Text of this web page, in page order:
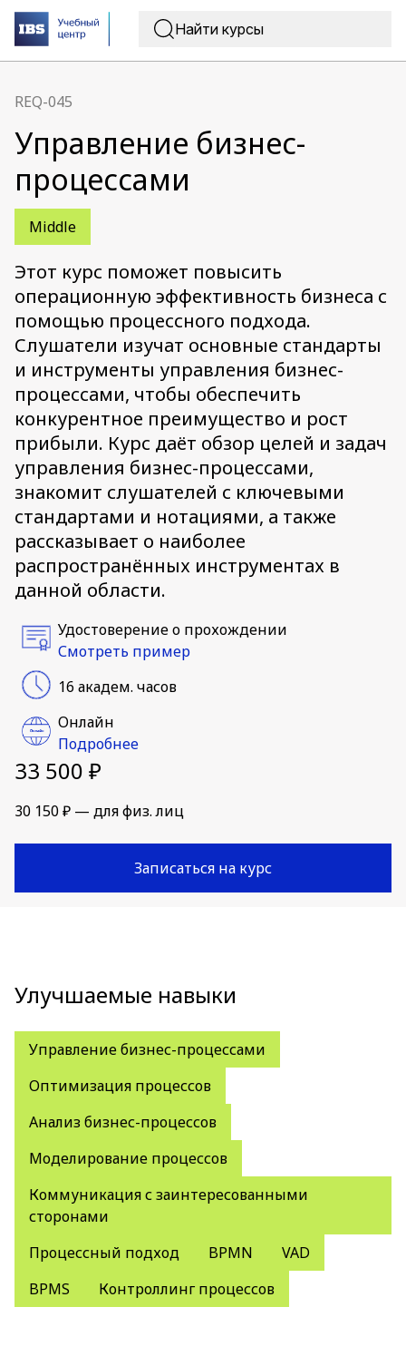
REQ-045
Управление бизнес-
процессами
Middle
Этот курс поможет повысить
операционную эффективность бизнеса с
помощью процессного подхода.
Слушатели изучат основные стандарты
и инструменты управления бизнес-
процессами, чтобы обеспечить
конкурентное преимущество и рост
прибыли. Курс даёт обзор целей и задач
управления бизнес-процессами,
знакомит слушателей с ключевыми
стандартами и нотациями, а также
рассказывает о наиболее
распространённых инструментах в
данной области.
Удостоверение о прохождении
Смотреть пример
16 академ. часов
Онлайн
Подробнее
33 500 ₽
30 150 ₽ — для физ. лиц
Записаться на курс
Улучшаемые навыки
Управление бизнес-процессами
Оптимизация процессов
Анализ бизнес-процессов
Моделирование процессов
Коммуникация с заинтересованными
сторонами
Процессный подход
BPMN
VAD
BPMS
Контроллинг процессов